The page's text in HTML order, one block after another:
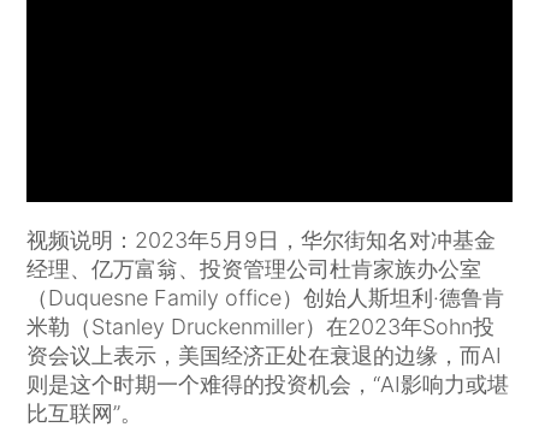
视频说明：2023年5月9日，华尔街知名对冲基金
经理、亿万富翁、投资管理公司杜肯家族办公室
（Duquesne Family office）创始人斯坦利·德鲁肯
米勒（Stanley Druckenmiller）在2023年Sohn投
资会议上表示，美国经济正处在衰退的边缘，而AI
则是这个时期一个难得的投资机会，“AI影响力或堪
比互联网”。